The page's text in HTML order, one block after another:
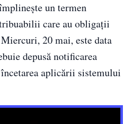
un termen
care au obligații
20 mai, este data
depusă notificarea
aplicării sistemului